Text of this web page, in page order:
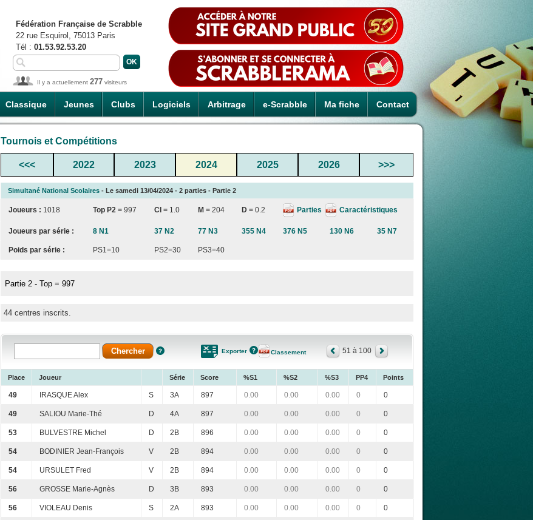
Classique Jeunes Clubs Logiciels Arbitrage e-Scrabble Ma fiche Contact
Fédération Française de Scrabble
22 rue Esquirol, 75013 Paris
Tél : 01.53.92.53.20
Il y a actuellement 277 visiteurs
Tournois et Compétitions
<<< 2022 2023 2024 2025 2026 >>>
Simultané National Scolaires - Le samedi 13/04/2024 - 2 parties - Partie 2
Joueurs : 1018 Top P2 = 997 CI = 1.0 M = 204 D = 0.2 Parties Caractéristiques
Joueurs par série : 8 N1 37 N2 77 N3 355 N4 376 N5 130 N6 35 N7
Poids par série : PS1=10 PS2=30 PS3=40
Partie 2 - Top = 997
44 centres inscrits.
Exporter Classement 51 à 100
Place Joueur Série Score %S1 %S2 %S3 PP4 Points
49 IRASQUE Alex S 3A 897 0.00 0.00 0.00 0 0
49 SALIOU Marie-Thé D 4A 897 0.00 0.00 0.00 0 0
53 BULVESTRE Michel D 2B 896 0.00 0.00 0.00 0 0
54 BODINIER Jean-François V 2B 894 0.00 0.00 0.00 0 0
54 URSULET Fred V 2B 894 0.00 0.00 0.00 0 0
56 GROSSE Marie-Agnès D 3B 893 0.00 0.00 0.00 0 0
56 VIOLEAU Denis S 2A 893 0.00 0.00 0.00 0 0